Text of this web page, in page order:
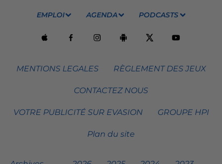
EMPLOI AGENDA PODCASTS
MENTIONS LEGALES RÈGLEMENT DES JEUX
CONTACTEZ NOUS
VOTRE PUBLICITÉ SUR EVASION GROUPE HPI
Plan du site